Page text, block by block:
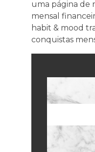
uma página de
mensal
habit & mood
conquistas